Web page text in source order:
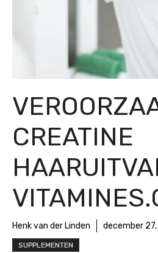
CREATINE
Henk van der Linden december
SUPPLEMENTEN